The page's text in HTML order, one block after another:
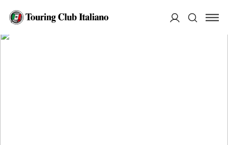
HOME
VILLA NEGROTTO-CAMBIASO